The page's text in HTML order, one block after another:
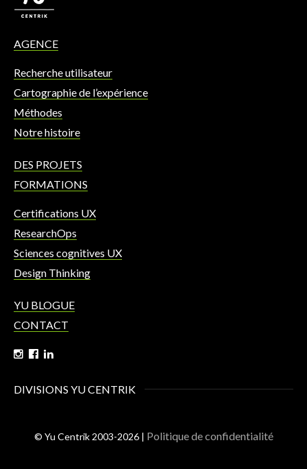
AGENCE
Recherche utilisateur
Cartographie de l’expérience
Méthodes
Notre histoire
DES PROJETS
FORMATIONS
Certifications UX
ResearchOps
Sciences cognitives UX
Design Thinking
YU BLOGUE
CONTACT
DIVISIONS YU CENTRIK
© Yu Centrik 2003-2026 | Politique de confidentialité